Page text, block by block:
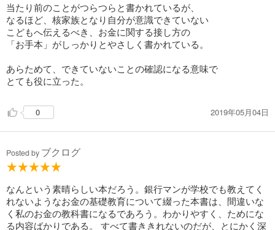
当たり前のことがつらつらと書かれているが、
なるほど、核家族となり自分が意識できていない
こどもへ伝えるべき、お金に関する接し方の
「お手本」がしっかりとやさしく書かれている。
あらためて、できていないことの確認になる意味で
とても役に立った。
0 2019年05月04日
Posted by ブクログ
なんという素晴らしい本だろう。銀行マンが学校でも教えてく
れないようなお金の基礎教育について綴った本書は、間違いな
く私のお金の教科書になるであろう。わかりやすく、ためにな
る内容ばかりである。 すべて書ききれないのだが、とにかく深